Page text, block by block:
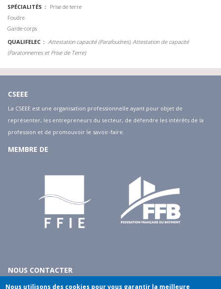
SPÉCIALITÉS
Prise de terre
Foudre
Garde-corps
QUALIFELEC
Attestation capacité (Parafoudres), Attestation de capacité
(Paratonnerres et Prise de Terre)
CSEEE
La CSEEE est une organisation professionnelle ayant pour objet de
représenter, les entrepreneurs du secteur, de défendre les intérêts de la
profession et de promouvoir le savoir-faire.
MEMBRE DE
NOUS CONTACTER
10 rue du débarcadère - 75017 Paris
Nous utilisons des cookies pour vous garantir la meilleure